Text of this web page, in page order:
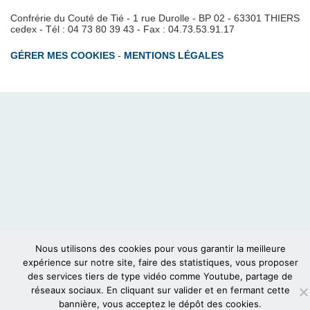
Confrérie du Couté de Tié - 1 rue Durolle - BP 02 - 63301 THIERS
cedex - Tél : 04 73 80 39 43 - Fax : 04.73.53.91.17
GÉRER MES COOKIES - MENTIONS LÉGALES
Nous utilisons des cookies pour vous garantir la meilleure
expérience sur notre site, faire des statistiques, vous proposer
des services tiers de type vidéo comme Youtube, partage de
réseaux sociaux. En cliquant sur valider et en fermant cette
bannière, vous acceptez le dépôt des cookies.